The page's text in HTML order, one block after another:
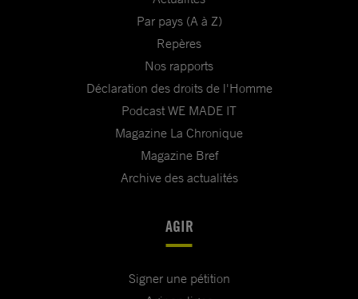
Par pays (A à Z)
Repères
Nos rapports
Déclaration des droits de l'Homme
Podcast WE MADE IT
Magazine La Chronique
Magazine Bref
Archive des actualités
AGIR
Signer une pétition